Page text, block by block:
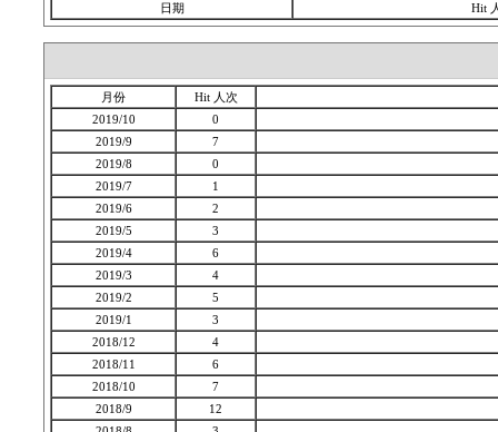
日期 Hit
月份
Hit 人次
2019/10
0
2019/9
7
2019/8
0
2019/7
1
2019/6
2
2019/5
3
2019/4
6
2019/3
4
2019/2
5
2019/1
3
2018/12
4
2018/11
6
2018/10
7
2018/9
12